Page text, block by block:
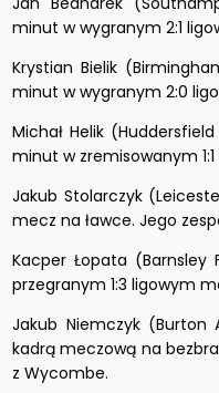
minut w wygranym 2:1
Krystian Bielik
minut w wygranym 2:0
Michał Helik
minut w zremisowanym
Jakub Stolarczyk
mecz na ławce. Jego
Kacper Łopata
przegranym 1:3 ligowym
Jakub Niemczyk
kadrą meczową na
z Wycombe.